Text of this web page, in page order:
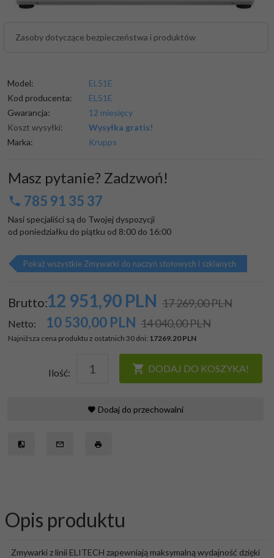
Zasoby dotyczące bezpieczeństwa i produktów
Model:
EL51E
Kod producenta:
EL51E
Gwarancja:
12 miesięcy
Koszt wysyłki:
Wysyłka gratis!
Marka:
Krupps
Masz pytanie? Zadzwoń!
785 91 35 37
Nasi specjaliści są do Twojej dyspozycji
od poniedziałku do piątku od 8:00 do 16:00
Pokaż wszystkie Zmywarki do naczyń stołowych i szklanych
Brutto:12 951,90 PLN 17 269,00 PLN
Netto: 10 530,00 PLN 14 040,00 PLN
Najniższa cena produktu z ostatnich 30 dni: 17269.20 PLN
Ilość: DODAJ DO KOSZYKA!
Dodaj do przechowalni
Opis produktu
Zmywarki z linii ELITECH zapewniają maksymalną wydajność dzięki